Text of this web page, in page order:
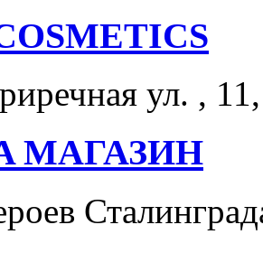
ул. ,
МАГАЗИН